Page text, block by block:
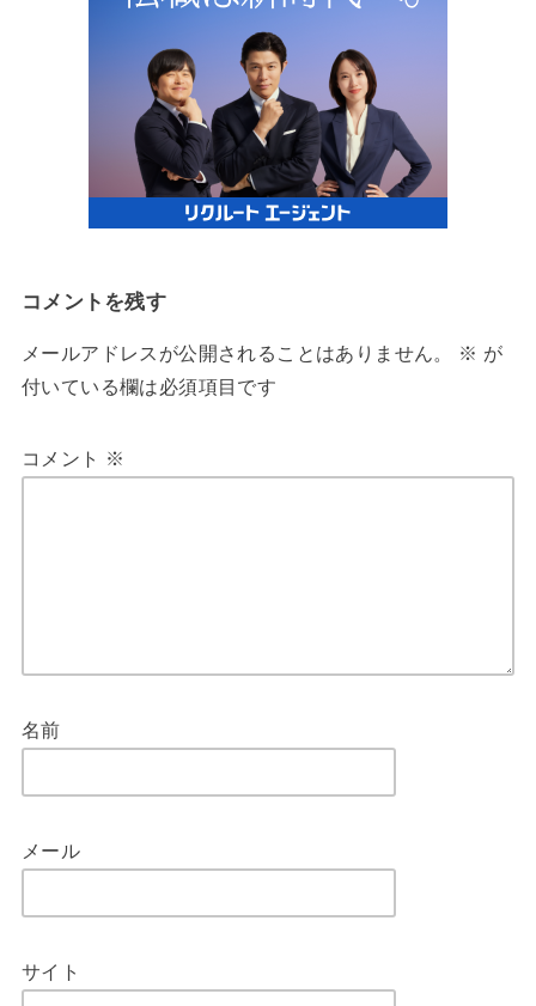
コメントを残す
メールアドレスが公開されることはありません。 ※ が
付いている欄は必須項目です
コメント ※
名前
メール
サイト